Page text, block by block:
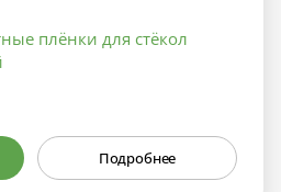
плёнки для стёкол
Подробнее